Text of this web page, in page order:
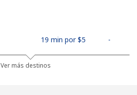
19 min por ⁦$5⁩ -
10 min por ⁦$5⁩
Ver más destinos